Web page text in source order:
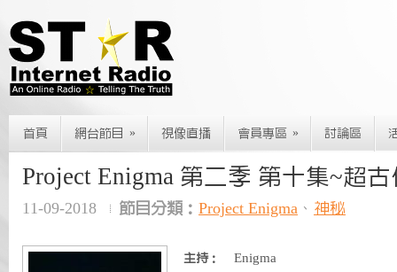
首頁 網台節目 » 視像直播 會員專區 » 討論區
Project Enigma 第二季 第十集~超
11-09-2018 節目分類： Project Enigma 、 神秘
主持： Enigma